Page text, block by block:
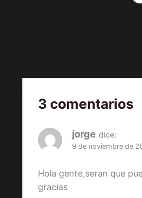
3 comentarios
jorge dice:
9 de noviembre de
Hola gente,seran que
gracias